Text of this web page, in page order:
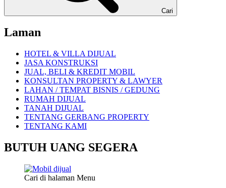
Cari
Laman
HOTEL & VILLA DIJUAL
JASA KONSTRUKSI
JUAL, BELI & KREDIT MOBIL
KONSULTAN PROPERTY & LAWYER
LAHAN / TEMPAT BISNIS / GEDUNG
RUMAH DIJUAL
TANAH DIJUAL
TENTANG GERBANG PROPERTY
TENTANG KAMI
BUTUH UANG SEGERA
Cari di halaman Menu